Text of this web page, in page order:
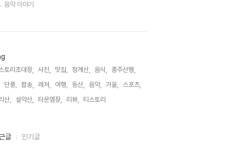
음악 이야기
토리초대장, 사진, 맛집, 청계산, 음식,
종주산행,
단풍, 팝송, 레져, 여행, 등산, 음악, 가을,
스포츠,
산,
설악산, 타운염장, 리뷰, 티스토리,
글 인기글